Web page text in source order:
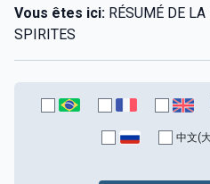
Vous êtes ici: RÉSUMÉ DE
SPIRITES
中文(